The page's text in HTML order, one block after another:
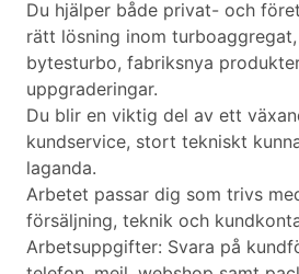
Du hjälper både privat- och
rätt lösning inom
bytesturbo, fabriksnya
uppgraderingar.
Du blir en viktig del av ett
kundservice, stort tekniskt
laganda.
Arbetet passar dig som trivs
försäljning, teknik och
Arbetsuppgifter: Svara på